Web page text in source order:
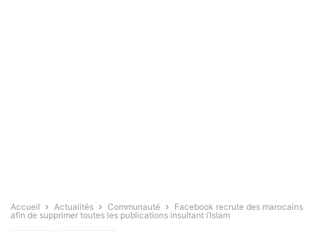
Accueil Actualités Communauté
Facebook recrute des marocains
afin de supprimer toutes les publications insultant l’Islam